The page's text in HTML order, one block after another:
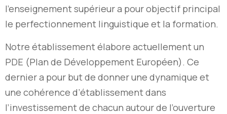
l’enseignement supérieur a pour objectif principal
le perfectionnement linguistique et la formation.
Notre établissement élabore actuellement un
PDE (Plan de Développement Européen). Ce
dernier a pour but de donner une dynamique et
une cohérence d’établissement dans
l’investissement de chacun autour de l’ouverture